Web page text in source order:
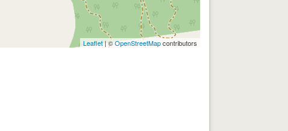
Leaflet| ©OpenStreetMapcontributors